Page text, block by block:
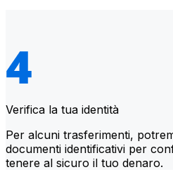
Verifica la tua identità
Per alcuni trasferimenti,
documenti identificativi per
tenere al sicuro il tuo denaro.